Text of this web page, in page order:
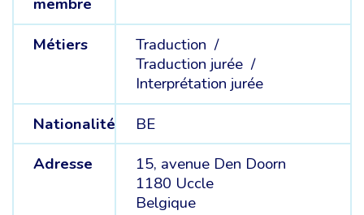
membre
Métiers
Traduction /
Traduction jurée /
Interprétation jurée
Nationalité
BE
Adresse
15, avenue Den Doorn
1180 Uccle
Belgique